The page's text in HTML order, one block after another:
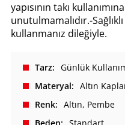
yapısının takı
unutulmamalıdır.-
kullanmanız dileğiyle.
Tarz Günlük
Materyal
Altın
Renk
Altın Pembe